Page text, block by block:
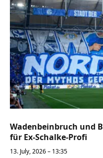
Wadenbeinbruch und
für Ex-Schalke-Profi
13. July, 2026 – 13:35